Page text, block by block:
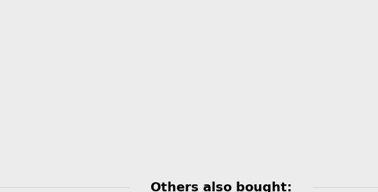
Others also bought: